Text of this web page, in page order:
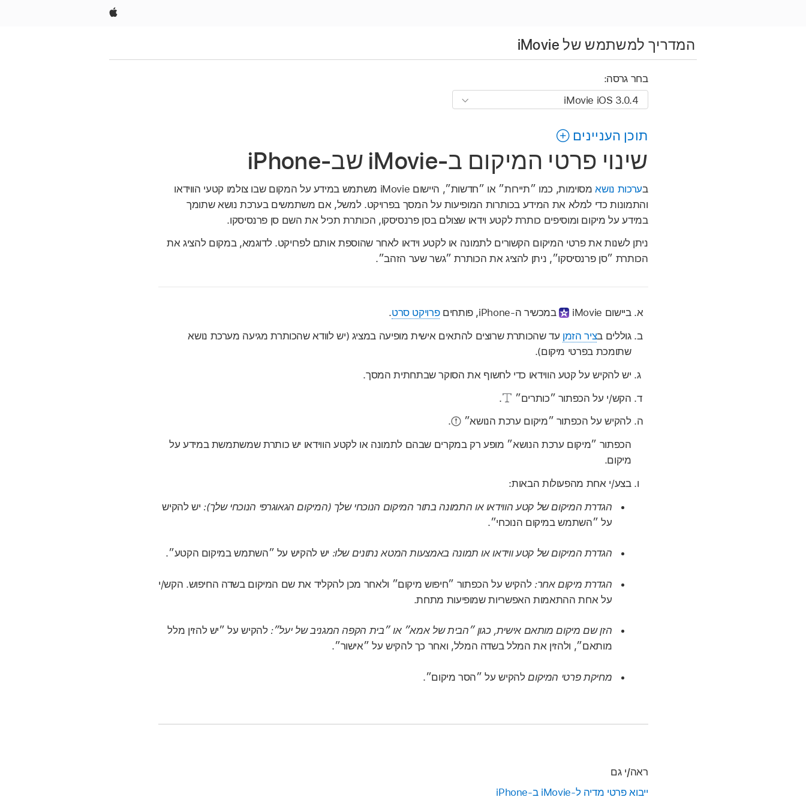
Apple
המדריך למשתמש של iMovie
בחר גרסה:
תוכן העניינים
שינוי פרטי המיקום ב‑iMovie שב‑iPhone
בערכות נושא
מסוימות, כמו ״תיירות״ או ״חדשות״, היישום iMovie משתמש במידע על המקום שבו צולמו קטעי הווידאו
והתמונות כדי למלא את המידע בכותרות המופיעות על המסך בפרויקט. למשל, אם משתמשים בערכת נושא שתומך
במידע על מיקום ומוסיפים כותרת לקטע וידאו שצולם בסן פרנסיסקו, הכותרת תכיל את השם סן פרנסיסקו.
ניתן לשנות את פרטי המיקום הקשורים לתמונה או לקטע וידאו לאחר שהוספת אותם לפרויקט. לדוגמא, במקום להציג את
הכותרת ״סן פרנסיסקו״, ניתן להציג את הכותרת ״גשר שער הזהב״.
ביישום iMovie במכשיר ה‑iPhone, פותחים פרויקט סרט.
גוללים בציר הזמן עד שהכותרת שרוצים להתאים אישית מופיעה במציג (יש לוודא שהכותרת מגיעה מערכת נושא
שתומכת בפרטי מיקום).
יש להקיש על קטע הווידאו כדי לחשוף את הסוקר שבתחתית המסך.
הקש/י על הכפתור ״כותרים״
.
להקיש על הכפתור ״מיקום ערכת הנושא״
.
הכפתור ״מיקום ערכת הנושא״ מופע רק במקרים שבהם לתמונה או לקטע הווידאו יש כותרת שמשתמשת במידע על
מיקום.
בצע/י אחת מהפעולות הבאות:
הגדרת המיקום של קטע הווידאו או התמונה בתור המיקום הנוכחי שלך (המיקום הגאוגרפי הנוכחי שלך): יש להקיש
על ״השתמש במיקום הנוכחי״.
הגדרת המיקום של קטע ווידאו או תמונה באמצעות המטא נתונים שלו: יש להקיש על ״השתמש במיקום הקטע״.
הגדרת מיקום אחר:להקיש על הכפתור ״חיפוש מיקום״ ולאחר מכן להקליד את שם המיקום בשדה החיפוש. הקש/י
על אחת ההתאמות האפשריות שמופיעות מתחת.
הזן שם מיקום מותאם אישית, כגון ״הבית של אמא״ או ״בית הקפה המגניב של יעל״:להקיש על ״יש להזין מלל
מותאם״, ולהזין את המלל בשדה המלל, ואחר כך להקיש על ״אישור״.
מחיקת פרטי המיקוםלהקיש על ״הסר מיקום״.
ראה/י גם
ייבוא פרטי מדיה ל‑iMovie ב‑iPhone